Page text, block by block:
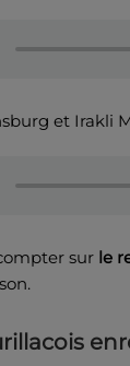
et Irakli
sur le